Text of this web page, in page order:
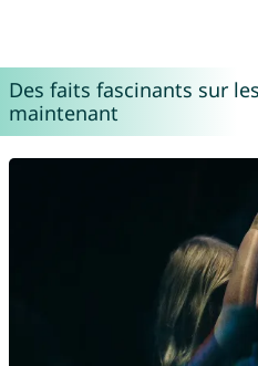
Des faits fascinants sur
maintenant